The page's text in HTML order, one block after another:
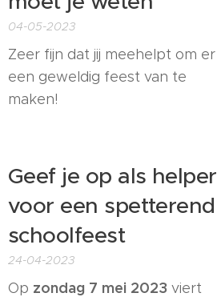
04-05-2023
Zeer fijn dat jij meehelpt om er
een geweldig feest van te
maken!
Geef je op als helper
voor een spetterend
schoolfeest
24-04-2023
Op zondag 7 mei 2023 viert